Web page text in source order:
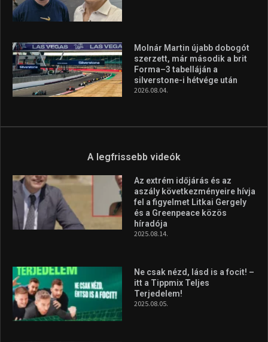
Molnár Martin újabb dobogót
szerzett, már második a brit
Forma–3 tabelláján a
silverstone-i hétvége után
2026.08.04.
A legfrissebb videók
Az extrém időjárás és az
aszály következményeire hívja
fel a figyelmet Litkai Gergely
és a Greenpeace közös
híradója
2025.08.14.
Ne csak nézd, lásd is a focit! –
itt a Tippmix Teljes
Terjedelem!
2025.08.05.